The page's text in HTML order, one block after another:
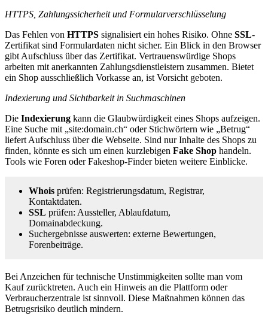
HTTPS, Zahlungssicherheit und Formularverschlüsselung
Das Fehlen von HTTPS signalisiert ein hohes Risiko. Ohne SSL-
Zertifikat sind Formulardaten nicht sicher. Ein Blick in den Browser
gibt Aufschluss über das Zertifikat. Vertrauenswürdige Shops
arbeiten mit anerkannten Zahlungsdienstleistern zusammen. Bietet
ein Shop ausschließlich Vorkasse an, ist Vorsicht geboten.
Indexierung und Sichtbarkeit in Suchmaschinen
Die Indexierung kann die Glaubwürdigkeit eines Shops aufzeigen.
Eine Suche mit „site:domain.ch“ oder Stichwörtern wie „Betrug“
liefert Aufschluss über die Webseite. Sind nur Inhalte des Shops zu
finden, könnte es sich um einen kurzlebigen Fake Shop handeln.
Tools wie Foren oder Fakeshop-Finder bieten weitere Einblicke.
Whois prüfen: Registrierungsdatum, Registrar,
Kontaktdaten.
SSL prüfen: Aussteller, Ablaufdatum,
Domainabdeckung.
Suchergebnisse auswerten: externe Bewertungen,
Forenbeiträge.
Bei Anzeichen für technische Unstimmigkeiten sollte man vom
Kauf zurücktreten. Auch ein Hinweis an die Plattform oder
Verbraucherzentrale ist sinnvoll. Diese Maßnahmen können das
Betrugsrisiko deutlich mindern.